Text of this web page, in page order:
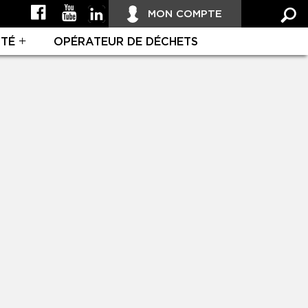
MON COMPTE
OPÉRATEUR DE DÉCHETS